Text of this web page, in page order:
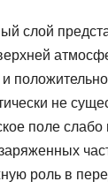
слой
и
не
поле слабо
роль в